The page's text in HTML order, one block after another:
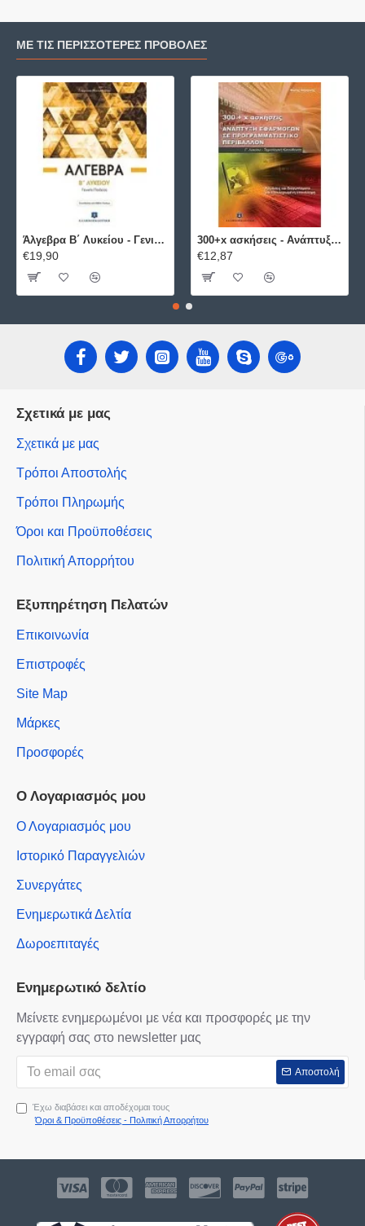
ΜΕ ΤΙΣ ΠΕΡΙΣΣΌΤΕΡΕΣ ΠΡΟΒΟΛΈΣ
Άλγεβρα B΄ Λυκείου - Γενικής Παιδείας ΕΛΛΗΝΟΕΚΔΟΤΙΚΗ
€19,90
300+x ασκήσεις - Ανάπτυξη Εφαρμογών σε Προγραμματιστικό Περιβάλλον ΕΛΛΗΝΟΕΚΔΟΤΙΚΗ
€12,87
Σχετικά με μας
Σχετικά με μας
Τρόποι Αποστολής
Τρόποι Πληρωμής
Όροι και Προϋποθέσεις
Πολιτική Απορρήτου
Εξυπηρέτηση Πελατών
Επικοινωνία
Επιστροφές
Site Map
Μάρκες
Προσφορές
Ο Λογαριασμός μου
Ο Λογαριασμός μου
Ιστορικό Παραγγελιών
Συνεργάτες
Ενημερωτικά Δελτία
Δωροεπιταγές
Ενημερωτικό δελτίο
Μείνετε ενημερωμένοι με νέα και προσφορές με την
εγγραφή σας στο newsletter μας
Αποστολή
Έχω διαβάσει και αποδέχομαι τους
Όροι & Προϋποθέσεις - Πολιτική Απορρήτου